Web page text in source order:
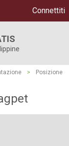
Connettiti
>
Posizione